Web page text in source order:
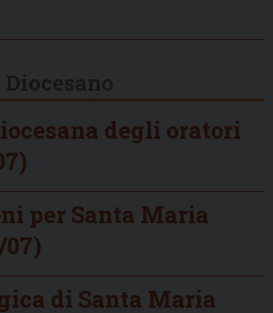
degli oratori
per Santa Maria
di Santa Maria